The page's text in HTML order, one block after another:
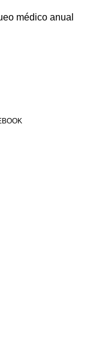
médico anual